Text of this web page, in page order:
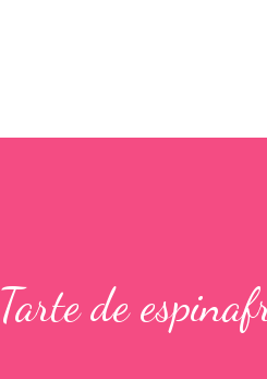
Tarte de